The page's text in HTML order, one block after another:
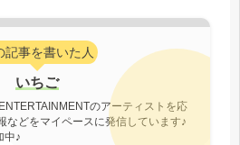
記事を書いた人
いちご
のアーティストを応
などをマイペースに発信しています♪
中♪